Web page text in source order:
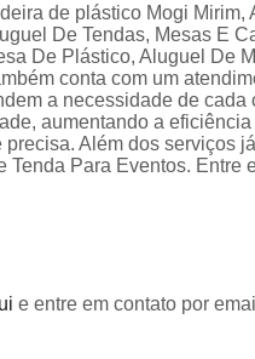
de plástico Mogi
De Tendas, Mesas E
De Plástico, Aluguel De
conta com um
a necessidade de
aumentando a
Além dos serviços
Para Eventos. Entre
e entre em contato por